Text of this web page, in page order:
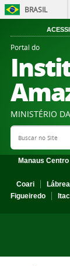
BRASIL
Portal do
MINISTÉRIO
Search Site
Manaus Centro
Coari
Lábrea
Figueiredo